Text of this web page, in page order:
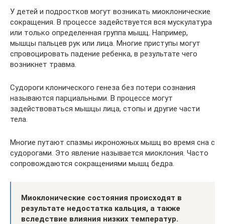
У детей и подростков могут возникать миоклонические
сокращения. В процессе задействуется вся мускулатура
или только определенная группа мышц. Например,
мышцы пальцев рук или лица. Многие приступы могут
спровоцировать падение ребенка, в результате чего
возникнет травма.
Судороги клонического генеза без потери сознания
называются парциальными. В процессе могут
задействоваться мышцы лица, стопы и другие части
тела.
Многие путают спазмы икроножных мышц во время сна с
судорогами. Это явление называется миоклония. Часто
сопровождаются сокращениями мышц бедра.
Миоклонические состояния происходят в
результате недостатка кальция, а также
вследствие влияния низких температур.